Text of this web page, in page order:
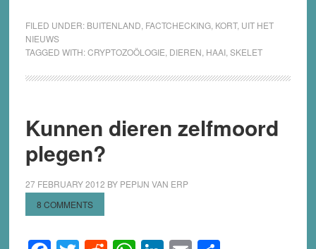
FILED UNDER: BUITENLAND FACTCHECKING, KORT, UIT HET
NIEUWS
TAGGED WITH:CRYPTOZOÖLOGIE DIEREN HAAI, SKELET
Kunnen dieren zelfmoord
plegen?
27 FEBRUARY 2012 BY PEPIJN VAN ERP
8 COMMENTS